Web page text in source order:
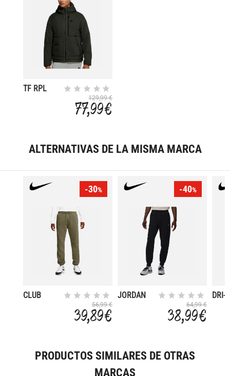
TF RPL
129,99 €
77,99 €
ALTERNATIVAS DE LA MISMA MARCA
-30%
CLUB
56,99 €
39,89 €
-40%
JORDAN
64,99 €
38,99 €
DRI-
PRODUCTOS SIMILARES DE OTRAS
MARCAS